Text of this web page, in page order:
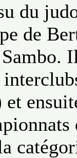
du
de
et